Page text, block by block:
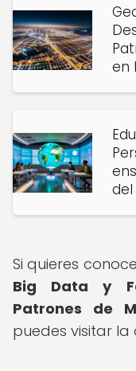
en
del
Si quieres
Big Data y
Patrones de
puedes visitar